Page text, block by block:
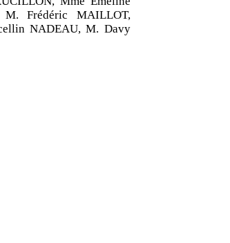
Frédéric MAILLOT,
NADEAU, M. Davy